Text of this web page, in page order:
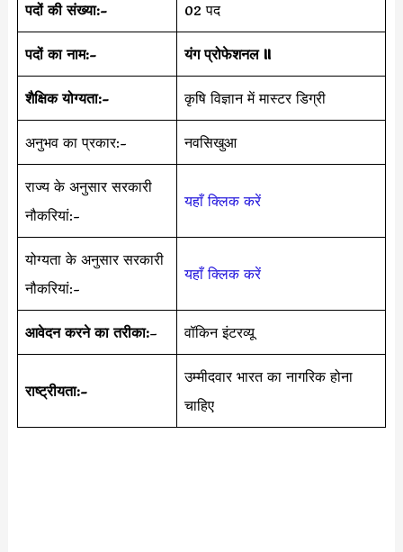
पदों की संख्या:- 02 पद
पदों का नाम:- यंग प्रोफेशनल II
शैक्षिक योग्यता:- कृषि विज्ञान में मास्टर डिग्री
अनुभव का प्रकार:- नवसिखुआ
राज्य के अनुसार सरकारी
नौकरियां:-
यहाँ क्लिक करें
योग्यता के अनुसार सरकारी
नौकरियां:-
यहाँ क्लिक करें
आवेदन करने का तरीका:– वॉकिन इंटरव्यू
राष्ट्रीयता:-
उम्मीदवार भारत का नागरिक होना
चाहिए